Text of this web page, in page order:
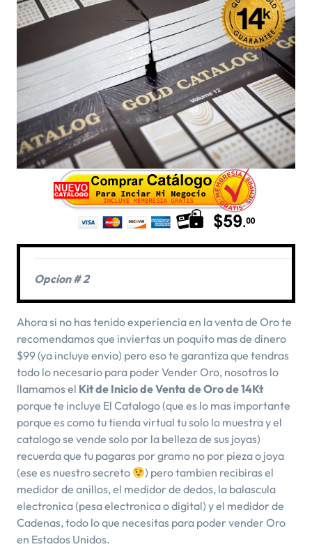
Opcion # 2
Ahora si no has tenido experiencia en la venta de Oro te
recomendamos que inviertas un poquito mas de dinero
$99 (ya incluye envio) pero eso te garantiza que tendras
todo lo necesario para poder Vender Oro, nosotros lo
llamamos el Kit de Inicio de Venta de Oro de 14Kt
porque te incluye El Catalogo (que es lo mas importante
porque es como tu tienda virtual tu solo lo muestra y el
catalogo se vende solo por la belleza de sus joyas)
recuerda que tu pagaras por gramo no por pieza o joya
(ese es nuestro secreto
) pero tambien recibiras el
medidor de anillos, el medidor de dedos, la balascula
electronica (pesa electronica o digital) y el medidor de
Cadenas, todo lo que necesitas para poder vender Oro
en Estados Unidos.